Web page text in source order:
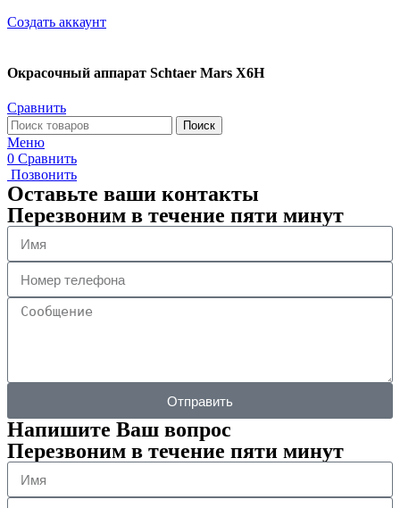
Создать аккаунт
Окрасочный аппарат Schtaer Mars X6H
Сравнить
Поиск
Меню
0 Сравнить
Позвонить
Оставьте ваши контакты
Перезвоним в течение пяти минут
Отправить
Напишите Ваш вопрос
Перезвоним в течение пяти минут